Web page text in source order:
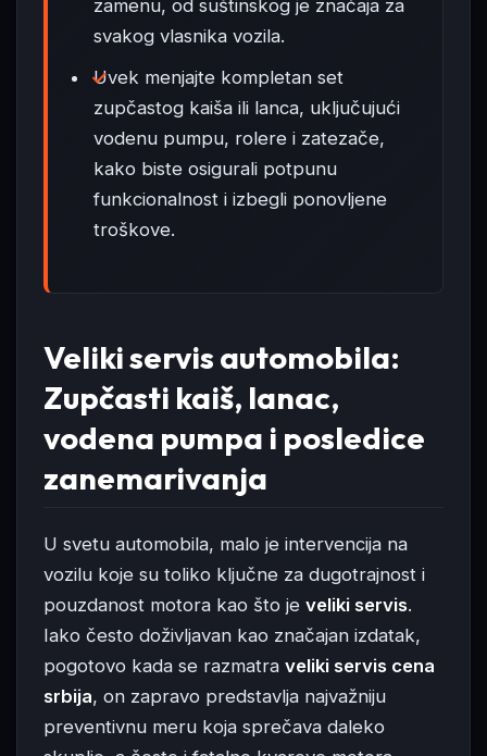
zamenu, od suštinskog je značaja za
svakog vlasnika vozila.
Uvek menjajte kompletan set
zupčastog kaiša ili lanca, uključujući
vodenu pumpu, rolere i zatezače,
kako biste osigurali potpunu
funkcionalnost i izbegli ponovljene
troškove.
Veliki servis automobila:
Zupčasti kaiš, lanac,
vodena pumpa i posledice
zanemarivanja
U svetu automobila, malo je intervencija na
vozilu koje su toliko ključne za dugotrajnost i
pouzdanost motora kao što je veliki servis.
Iako često doživljavan kao značajan izdatak,
pogotovo kada se razmatra veliki servis cena
srbija, on zapravo predstavlja najvažniju
preventivnu meru koja sprečava daleko